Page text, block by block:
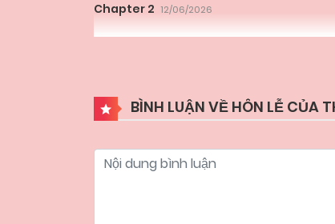
Chapter 2 12/06/2026
BÌNH LUẬN VỀ HÔN LỄ CỦA